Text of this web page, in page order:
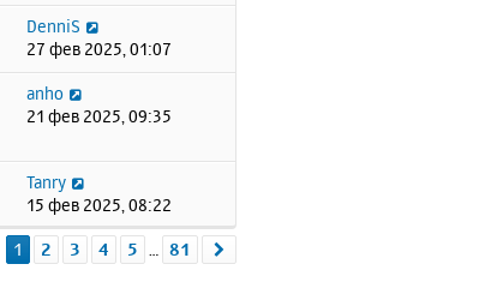
DenniS
27 фев 2025, 01:07
anho
21 фев 2025, 09:35
Tanry
15 фев 2025, 08:22
Страница1 из 81
1 2 3 4 5 81